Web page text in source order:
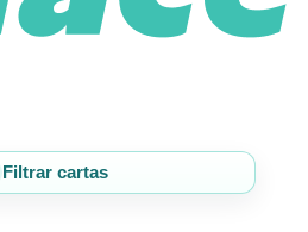
Filtrar cartas